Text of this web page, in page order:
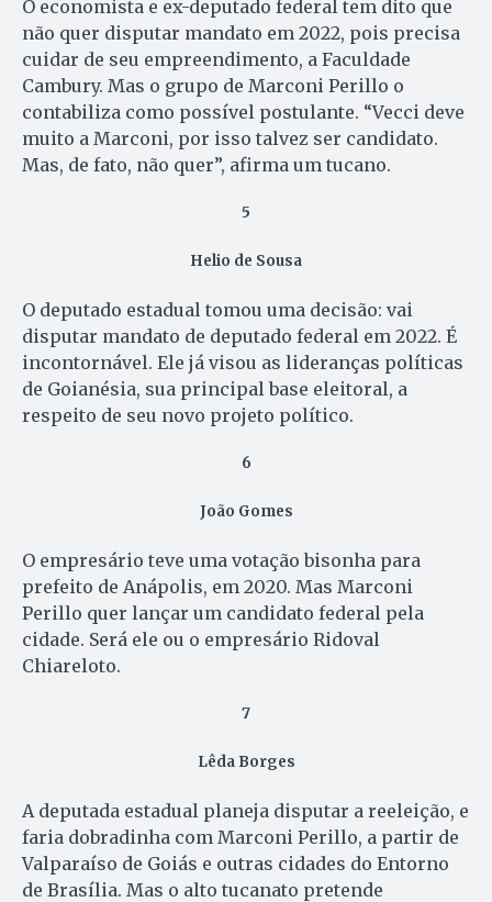
O economista e ex-deputado federal tem dito que
não quer disputar mandato em 2022, pois precisa
cuidar de seu empreendimento, a Faculdade
Cambury. Mas o grupo de Marconi Perillo o
contabiliza como possível postulante. “Vecci deve
muito a Marconi, por isso talvez ser candidato.
Mas, de fato, não quer”, afirma um tucano.
5
Helio de Sousa
O deputado estadual tomou uma decisão: vai
disputar mandato de deputado federal em 2022. É
incontornável. Ele já visou as lideranças políticas
de Goianésia, sua principal base eleitoral, a
respeito de seu novo projeto político.
6
João Gomes
O empresário teve uma votação bisonha para
prefeito de Anápolis, em 2020. Mas Marconi
Perillo quer lançar um candidato federal pela
cidade. Será ele ou o empresário Ridoval
Chiareloto.
7
Lêda Borges
A deputada estadual planeja disputar a reeleição, e
faria dobradinha com Marconi Perillo, a partir de
Valparaíso de Goiás e outras cidades do Entorno
de Brasília. Mas o alto tucanato pretende